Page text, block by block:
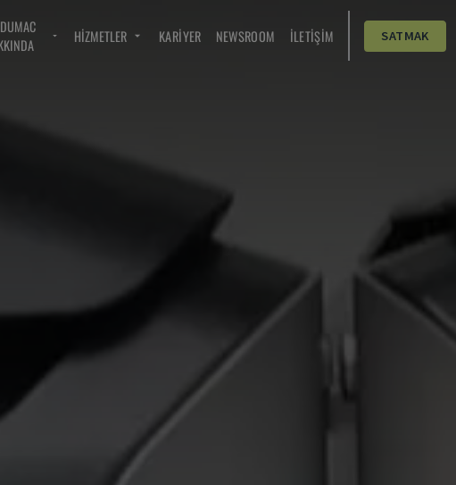
HIZMETLER KARIYER NEWSROOM İLETIŞIM SATMAK